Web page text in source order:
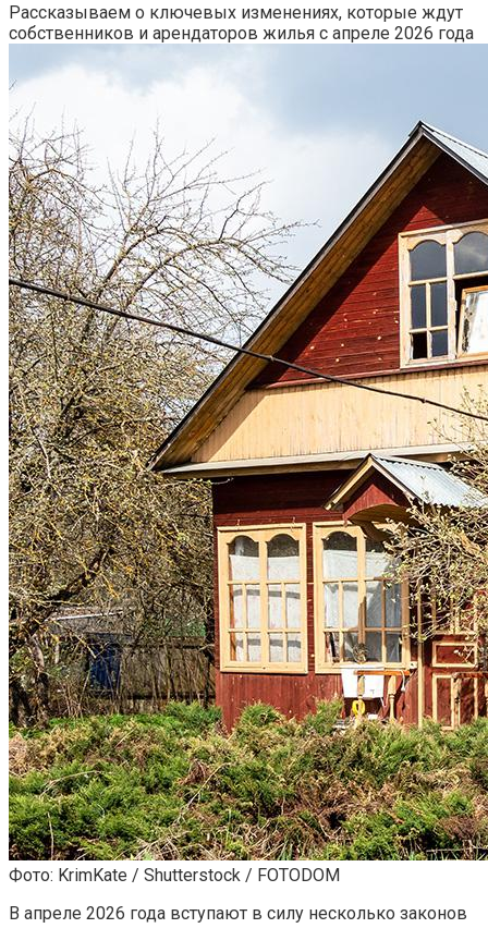
Рассказываем о ключевых изменениях, которые ждут
собственников и арендаторов жилья с апреле 2026 года
Фото: KrimKate / Shutterstock / FOTODOM
В апреле 2026 года вступают в силу несколько законов